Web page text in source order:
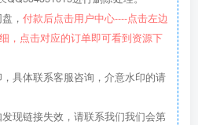
， 付款后点击用户中心----点击左边
，点击对应的订单即可看到资源下
具体联系客服咨询，介意水印的请
现链接失效，请联系我们我们会第